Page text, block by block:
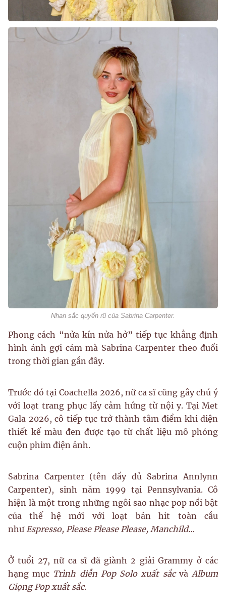
Nhan sắc quyến rũ của Sabrina Carpenter.
Phong cách “nửa kín nửa hở” tiếp tục khẳng định
hình ảnh gợi cảm mà Sabrina Carpenter theo đuổi
trong thời gian gần đây.
Trước đó tại Coachella 2026, nữ ca sĩ cũng gây chú ý
với loạt trang phục lấy cảm hứng từ nội y. Tại Met
Gala 2026, cô tiếp tục trở thành tâm điểm khi diện
thiết kế màu đen được tạo từ chất liệu mô phỏng
cuộn phim điện ảnh.
Sabrina Carpenter (tên đầy đủ Sabrina Annlynn
Carpenter), sinh năm 1999 tại Pennsylvania. Cô
hiện là một trong những ngôi sao nhạc pop nổi bật
của thế hệ mới với loạt bản hit toàn cầu
nhưEspresso, Please Please Please, Manchild…
Ở tuổi 27, nữ ca sĩ đã giành 2 giải Grammy ở các
hạng mục Trình diễn Pop Solo xuất sắcvàAlbum
Giọng Pop xuất sắc.